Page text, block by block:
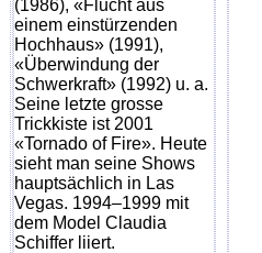
(1986), «Flucht aus
einem einstürzenden
Hochhaus» (1991),
«Überwindung der
Schwerkraft» (1992) u. a.
Seine letzte grosse
Trickkiste ist 2001
«Tornado of Fire». Heute
sieht man seine Shows
hauptsächlich in Las
Vegas. 1994–1999 mit
dem Model Claudia
Schiffer liiert.